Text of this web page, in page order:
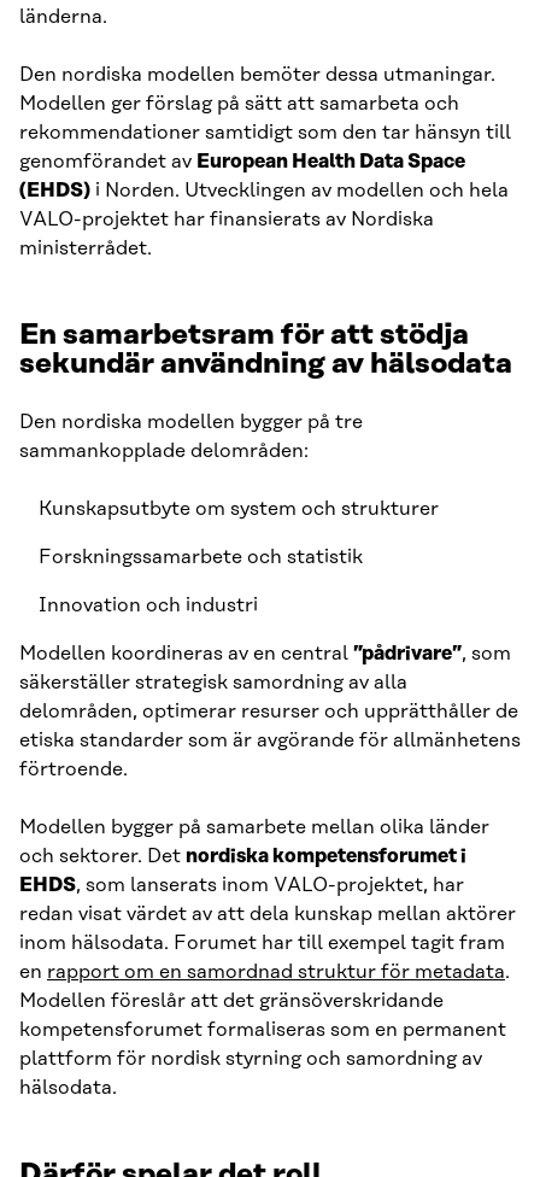
länderna.
Den nordiska modellen bemöter dessa utmaningar.
Modellen ger förslag på sätt att samarbeta och
rekommendationer samtidigt som den tar hänsyn till
genomförandet av European Health Data Space
(EHDS) i Norden. Utvecklingen av modellen och hela
VALO-projektet har finansierats av Nordiska
ministerrådet.
En samarbetsram för att stödja
sekundär användning av hälsodata
Den nordiska modellen bygger på tre
sammankopplade delområden:
Kunskapsutbyte om system och strukturer
Forskningssamarbete och statistik
Innovation och industri
Modellen koordineras av en central ”pådrivare”, som
säkerställer strategisk samordning av alla
delområden, optimerar resurser och upprätthåller de
etiska standarder som är avgörande för allmänhetens
förtroende.
Modellen bygger på samarbete mellan olika länder
och sektorer. Det nordiska kompetensforumet i
EHDS, som lanserats inom VALO-projektet, har
redan visat värdet av att dela kunskap mellan aktörer
inom hälsodata. Forumet har till exempel tagit fram
en rapport om en samordnad struktur för metadata.
Modellen föreslår att det gränsöverskridande
kompetensforumet formaliseras som en permanent
plattform för nordisk styrning och samordning av
hälsodata.